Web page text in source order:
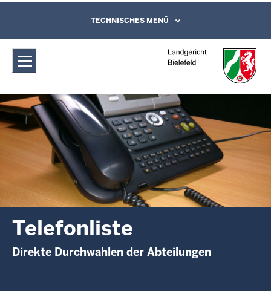
Landgericht Bielefeld: Telefonliste
Direkt zum Inhalt
Leichte Sprache, Gebärdensprachenvideo
und Kontaktformular
TECHNISCHES MENÜ
Telefonliste
Direkte Durchwahlen der Abteilungen